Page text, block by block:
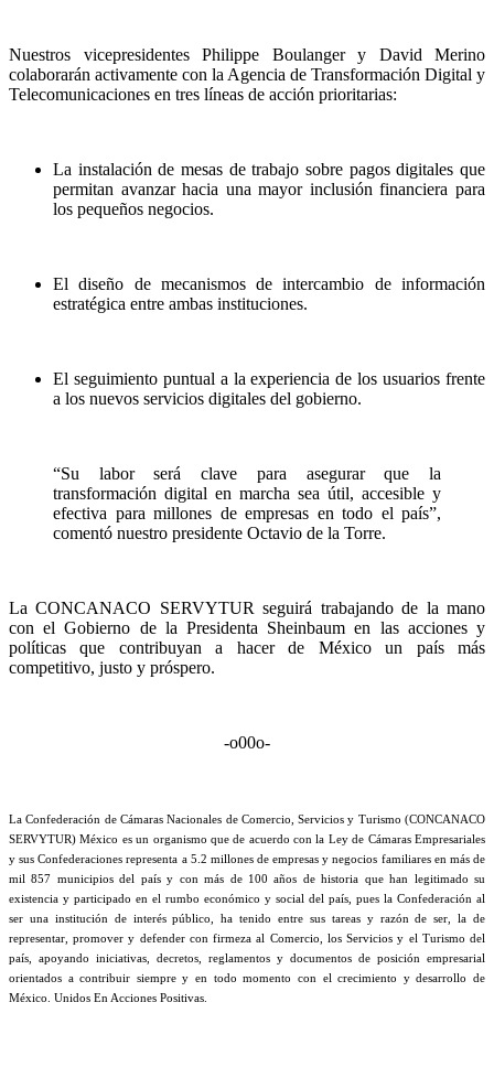
Nuestros vicepresidentes Philippe Boulanger y David Merino
colaborarán activamente con la Agencia de Transformación Digital y
Telecomunicaciones en tres líneas de acción prioritarias:
La instalación de mesas de trabajo sobre pagos digitales que
permitan avanzar hacia una mayor inclusión financiera para
los pequeños negocios.
El diseño de mecanismos de intercambio de información
estratégica entre ambas instituciones.
El seguimiento puntual a la experiencia de los usuarios frente
a los nuevos servicios digitales del gobierno.
“Su labor será clave para asegurar que la
transformación digital en marcha sea útil, accesible y
efectiva para millones de empresas en todo el país”,
comentó nuestro presidente Octavio de la Torre.
La CONCANACO SERVYTUR seguirá trabajando de la mano
con el Gobierno de la Presidenta Sheinbaum en las acciones y
políticas que contribuyan a hacer de México un país más
competitivo, justo y próspero.
-o00o-
La Confederación de Cámaras Nacionales de Comercio, Servicios y Turismo (CONCANACO
SERVYTUR) México es un organismo que de acuerdo con la Ley de Cámaras Empresariales
y sus Confederaciones representa a 5.2 millones de empresas y negocios familiares en más de
mil 857 municipios del país y con más de 100 años de historia que han legitimado su
existencia y participado en el rumbo económico y social del país, pues la Confederación al
ser una institución de interés público, ha tenido entre sus tareas y razón de ser, la de
representar, promover y defender con firmeza al Comercio, los Servicios y el Turismo del
país, apoyando iniciativas, decretos, reglamentos y documentos de posición empresarial
orientados a contribuir siempre y en todo momento con el crecimiento y desarrollo de
México. Unidos En Acciones Positivas.